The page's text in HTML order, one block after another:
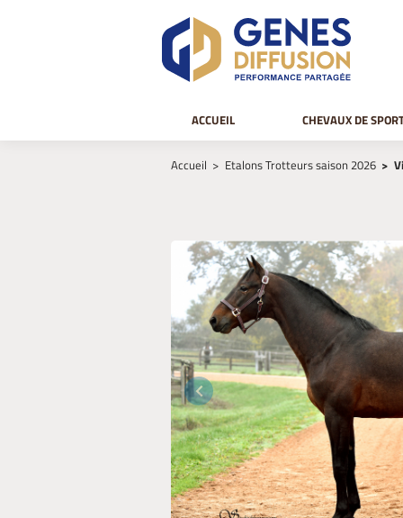
ACCUEIL CHEVAUX DE
Accueil Etalons Trotteurs saison 2026